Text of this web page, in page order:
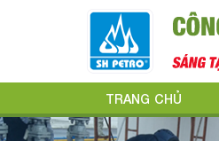
TRANG CHỦ